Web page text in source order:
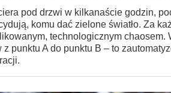
pod drzwi w kilkanaście godzin,
komu dać zielone światło. Za
technologicznym chaosem.
punktu A do punktu B – to